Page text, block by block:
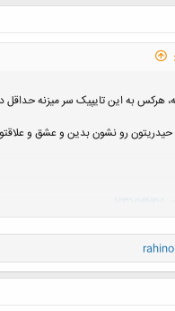
هرکس به این تایپیک سر میزنه حداقل
رو نشون بدین و عشق و
نیازی به صلوات و کار من و
تحصیل کرده بعیده
اجتماعی طلب ظهور آقا رو
rahino